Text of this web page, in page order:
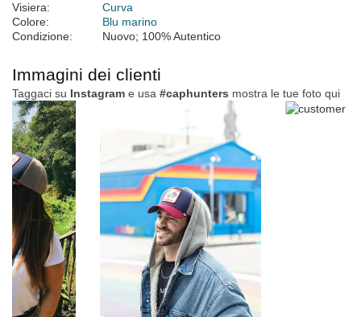
Visiera:
Curva
Colore:
Blu marino
Condizione:
Nuovo; 100% Autentico
Immagini dei clienti
Taggaci su Instagram e usa #caphunters mostra le tue foto qui